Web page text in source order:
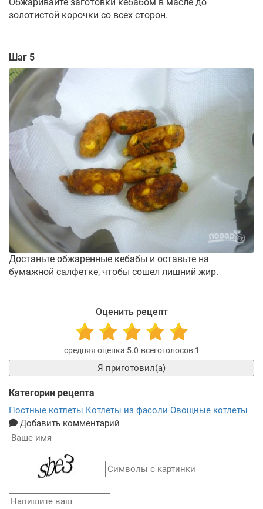
золотистой корочки со всех сторон.
Шаг 5
Достаньте обжаренные кебабы и оставьте на
бумажной салфетке, чтобы сошел лишний жир.
Оценить рецепт
5.0 1
Я приготовил(а)
Категории рецепта
Постные котлеты Котлеты из фасоли Овощные котлеты
Добавить комментарий